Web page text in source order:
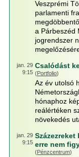
Veszprémi
parlamenti
a Párbeszéd
jogrendszer
jan. 29
9:15
Csalódást
(Portfolio)
Az év utolsó
hónaphoz
reálértéken
növekedés
jan. 29
9:15 erre nem
(Pénzcentrum)